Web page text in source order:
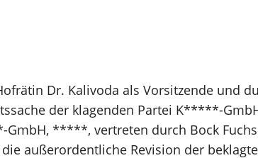
Dr. Kalivoda als Vorsitzende und
der klagenden Partei K*****-
*****, vertreten durch Bock
außerordentliche Revision der